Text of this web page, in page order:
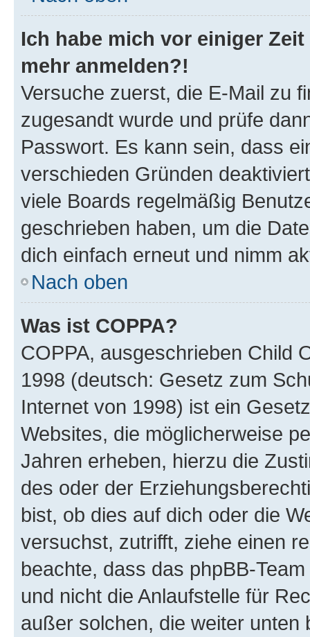
Ich habe mich vor einiger
mehr anmelden?!
Versuche zuerst, die E-Mail zu
zugesandt wurde und prüfe
Passwort. Es kann sein, dass
verschieden Gründen
viele Boards regelmäßig
geschrieben haben, um die
dich einfach erneut und nimm
Nach oben
Was ist COPPA?
COPPA, ausgeschrieben Child
1998 (deutsch: Gesetz zum
Internet von 1998) ist ein
Websites, die möglicherweise
Jahren erheben, hierzu die
des oder der
bist, ob dies auf dich oder die
versuchst, zutrifft, ziehe einen
beachte, dass das phpBB-
und nicht die Anlaufstelle für
außer solchen, die weiter unten